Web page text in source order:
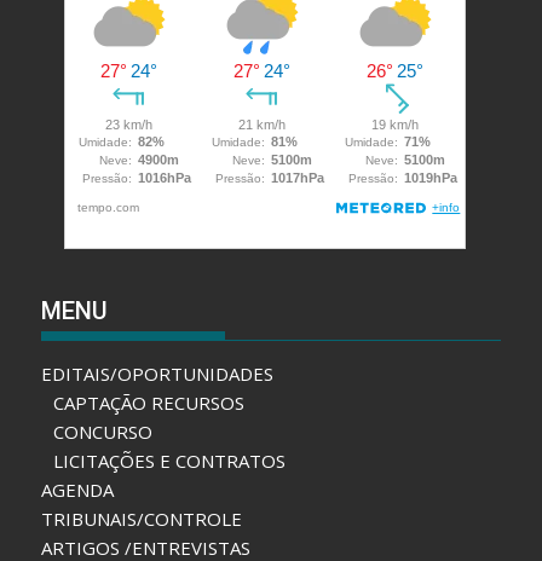
MENU
EDITAIS/OPORTUNIDADES
CAPTAÇÃO RECURSOS
CONCURSO
LICITAÇÕES E CONTRATOS
AGENDA
TRIBUNAIS/CONTROLE
ARTIGOS /ENTREVISTAS